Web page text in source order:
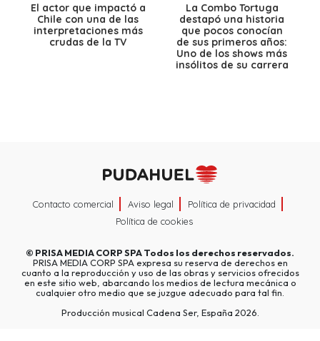
El actor que impactó a
Chile con una de las
interpretaciones más
crudas de la TV
La Combo Tortuga
destapó una historia
que pocos conocían
de sus primeros años:
Uno de los shows más
insólitos de su carrera
Contacto comercial Aviso legal
Política de privacidad
Política de cookies
© PRISA MEDIA CORP SPATodos los derechos reservados.
PRISA MEDIA CORP SPA expresa su reserva de derechos en
cuanto a la reproducción y uso de las obras y servicios ofrecidos
en este sitio web, abarcando los medios de lectura mecánica o
cualquier otro medio que se juzgue adecuado para tal fin.
Producción musical Cadena Ser, España 2026.